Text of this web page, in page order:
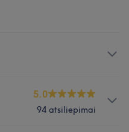
5.0
94 atsiliepimai